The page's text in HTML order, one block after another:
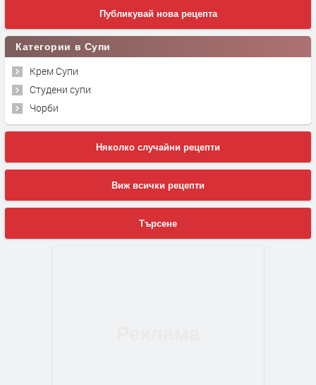
Публикувай нова рецепта
Категории в Супи
Крем Супи
Студени супи
Чорби
Няколко случайни рецепти
Виж всички рецепти
Търсене